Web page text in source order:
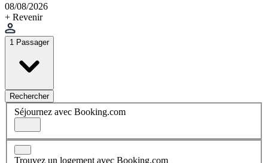
08/08/2026
+ Revenir
1 Passager
Rechercher
Séjournez avec Booking.com
Trouvez un logement avec Booking.com